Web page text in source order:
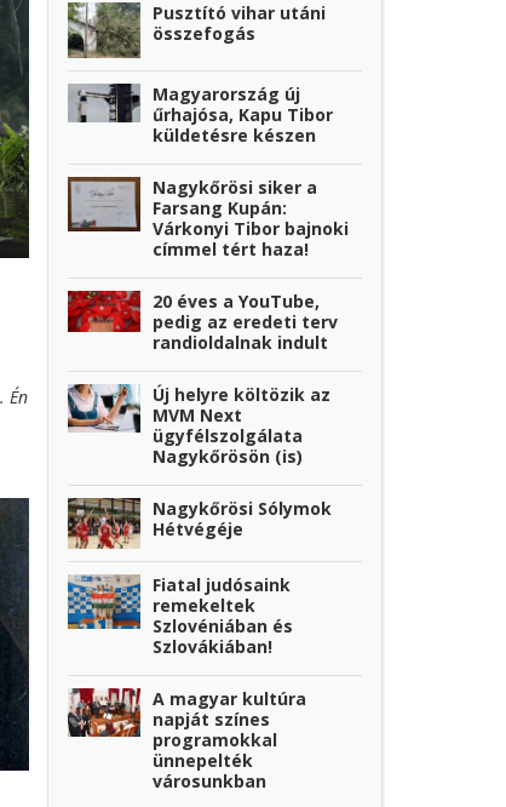
Én
Pusztító vihar utáni
összefogás
Magyarország új
űrhajósa, Kapu Tibor
küldetésre készen
Nagykőrösi siker a
Farsang Kupán:
Várkonyi Tibor bajnoki
címmel tért haza!
20 éves a YouTube,
pedig az eredeti terv
randioldalnak indult
Új helyre költözik az
MVM Next
ügyfélszolgálata
Nagykőrösön (is)
Nagykőrösi Sólymok
Hétvégéje
Fiatal judósaink
remekeltek
Szlovéniában és
Szlovákiában!
A magyar kultúra
napját színes
programokkal
ünnepelték
városunkban